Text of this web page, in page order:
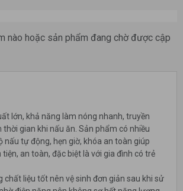
nào hoặc sản phẩm đang chờ được cập
lớn, khả năng làm nóng nhanh, truyền
gian khi nấu ăn. Sản phẩm có nhiều
nấu tự động, hẹn giờ, khóa an toàn giúp
an toàn, đặc biệt là với gia đình có trẻ
chất liệu tốt nên vệ sinh đơn giản sau khi sử